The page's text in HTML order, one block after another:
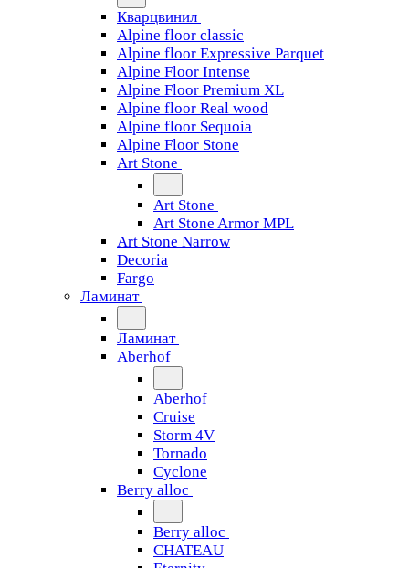
Кварцвинил
Alpine floor classic
Alpine floor Expressive Parquet
Alpine Floor Intense
Alpine Floor Premium XL
Alpine floor Real wood
Alpine floor Sequoia
Alpine Floor Stone
Art Stone
Art Stone
Art Stone Armor MPL
Art Stone Narrow
Decoria
Fargo
Ламинат
Ламинат
Aberhof
Aberhof
Cruise
Storm 4V
Tornado
Сyclone
Berry alloc
Berry alloc
CHATEAU